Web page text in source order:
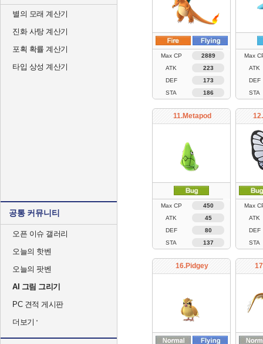
별의 모래 계산기
진화 사탕 계산기
포획 확률 계산기
타입 상성 계산기
공통 커뮤니티
오픈 이슈 갤러리
오늘의 핫벤
오늘의 팟벤
AI 그림 그리기
PC 견적 게시판
더보기
Max CP
2889
ATK
223
DEF
173
STA
186
Max
ATK
DEF
STA
11.Metapod
Max CP
450
ATK
45
DEF
80
STA
137
Max
ATK
DEF
STA
16.Pidgey